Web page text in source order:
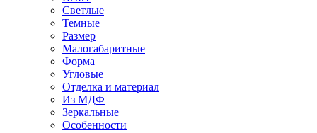
Светлые
Темные
Размер
Малогабаритные
Форма
Угловые
Отделка и материал
Из МДФ
Зеркальные
Особенности